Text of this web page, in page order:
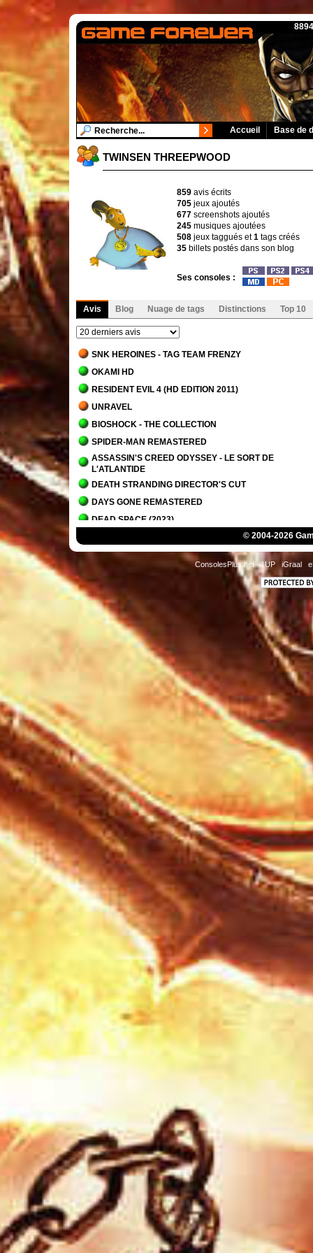
Accueil Base de
TWINSEN THREEPWOOD
859 avis écrits
705 jeux ajoutés
677 screenshots ajoutés
245 musiques ajoutées
508 jeux taggués et1 tags créés
35 billets postés dans son blog
Ses consoles :
Avis Blog Nuage de tags Distinctions Top 10
SNK HEROINES - TAG TEAM FRENZY
OKAMI HD
RESIDENT EVIL 4 (HD EDITION 2011)
UNRAVEL
BIOSHOCK - THE COLLECTION
SPIDER-MAN REMASTERED
ASSASSIN'S CREED ODYSSEY - LE SORT DE
L'ATLANTIDE
DEATH STRANDING DIRECTOR'S CUT
DAYS GONE REMASTERED
DEAD SPACE (2023)
PLANET OF LANA
OVERCOOKED! - THE LOST MORSEL
ALAN WAKE 2
ALAN WAKE 2 - LA MAISON DU LAC
SCORN
ALAN WAKE - L'ECRIVAIN
ALAN WAKE - LE SIGNAL
FINAL FANTASY VII - REBIRTH
FINAL FANTASY VII - REMAKE : EPISODE
© 2004-2026
ConsolesPlus.net 1UP iGraal